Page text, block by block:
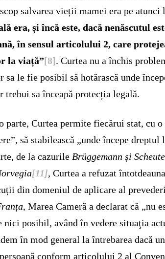
salvarea vieții mamei era pe
era, și încă este, dacă nenăscutul
în sensul articolului 2, care
la viață”[8]. Curtea nu a închis
sa le fie posibil să hotărască unde
trebui sa înceapă protecția legală.
parte, Curtea permite fiecărui stat, cu o
să stabilească „unde începe dreptul
de la cazurile Brüggemann și
[11],Curtea a refuzat
din domeniul de aplicare al
, Marea Cameră a declarat că „nu
nici posibil, având în vedere situaţia
în mod general la întrebarea dacă
conform articolului 2 al